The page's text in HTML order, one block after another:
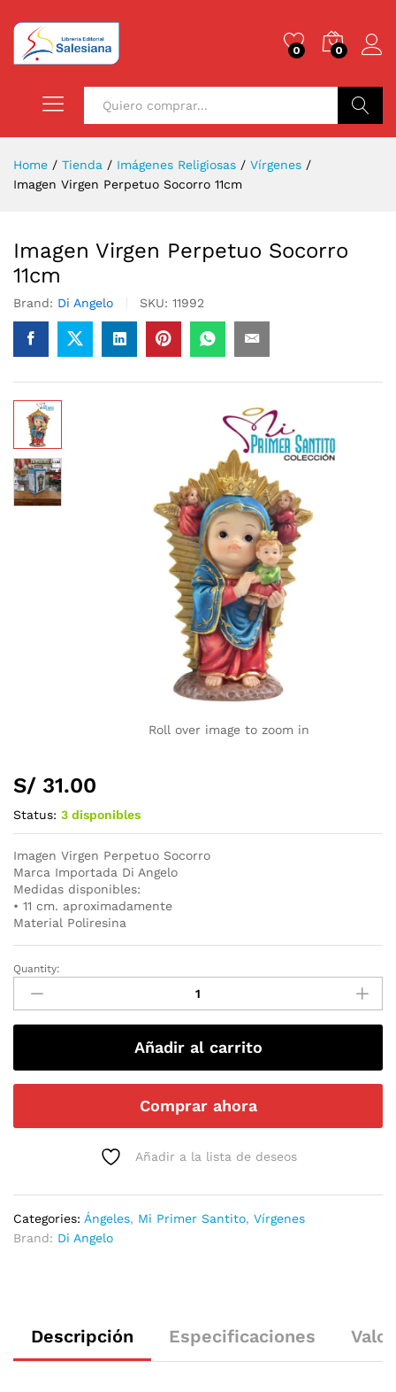
0 0
Home / Tienda / Imágenes Religiosas / Vírgenes /
Imagen Virgen Perpetuo Socorro 11cm
Imagen Virgen Perpetuo Socorro
11cm
Brand: Di Angelo SKU: 11992
Roll over image to zoom in
S/ 31.00
Status: 3 disponibles
Imagen Virgen Perpetuo Socorro
Marca Importada Di Angelo
Medidas disponibles:
• 11 cm. aproximadamente
Material Poliresina
Quantity:
Añadir al carrito
Comprar ahora
Añadir a la lista de deseos
Categories: Ángeles, Mi Primer Santito, Vírgenes
Brand: Di Angelo
Descripción Especificaciones